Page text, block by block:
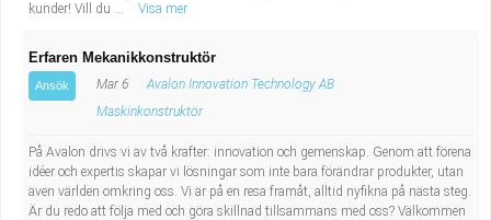
kunder! Vill du ...
Visa mer
Erfaren Mekanikkonstruktör
Ansök Mar 6
Avalon Innovation Technology AB
Maskinkonstruktör
På Avalon drivs vi av två krafter: innovation och gemenskap. Genom att förena
idéer och expertis skapar vi lösningar som inte bara förändrar produkter, utan
även världen omkring oss. Vi är på en resa framåt, alltid nyfikna på nästa steg.
Är du redo att följa med och göra skillnad tillsammans med oss? Välkommen